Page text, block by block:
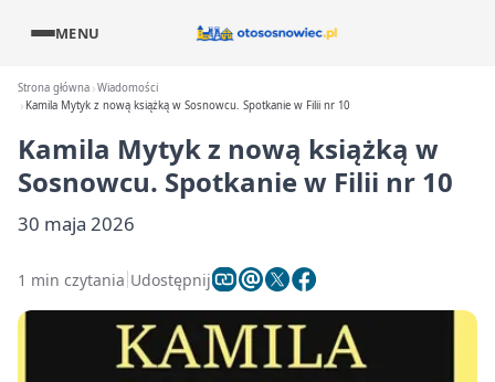
MENU
Strona główna Wiadomości
Kamila Mytyk z nową książką w Sosnowcu. Spotkanie w Filii nr 10
Kamila Mytyk z nową książką w
Sosnowcu. Spotkanie w Filii nr 10
30 maja 2026
1 min czytania Udostępnij